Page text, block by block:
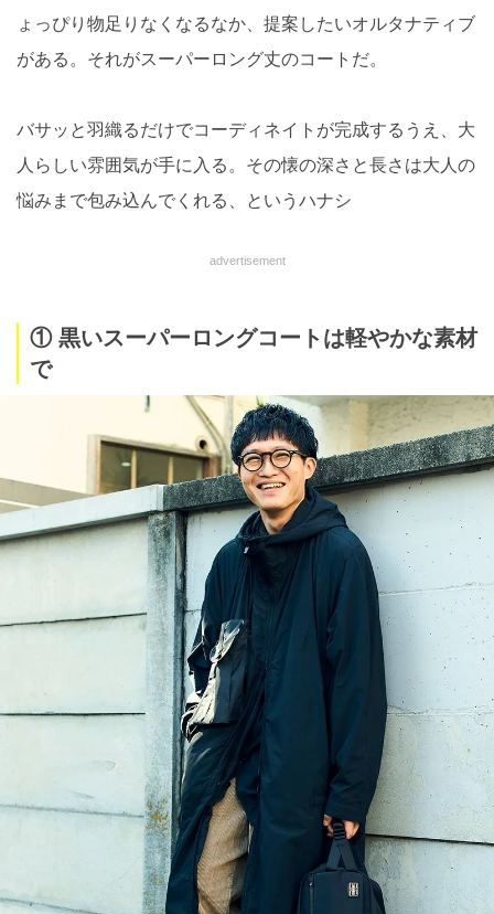
ょっぴり物足りなくなるなか、提案したいオルタナティブ
がある。それがスーパーロング丈のコートだ。
バサッと羽織るだけでコーディネイトが完成するうえ、大
人らしい雰囲気が手に入る。その懐の深さと長さは大人の
悩みまで包み込んでくれる、というハナシ
advertisement
① 黒いスーパーロングコートは軽やかな素材
で